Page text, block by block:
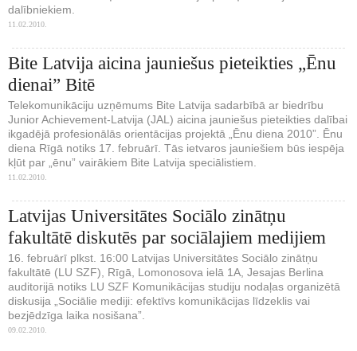
dalībniekiem.
11.02.2010.
Bite Latvija aicina jauniešus pieteikties „Ēnu
dienai” Bitē
Telekomunikāciju uzņēmums Bite Latvija sadarbībā ar biedrību
Junior Achievement-Latvija (JAL) aicina jauniešus pieteikties dalībai
ikgadējā profesionālās orientācijas projektā „Ēnu diena 2010”. Ēnu
diena Rīgā notiks 17. februārī. Tās ietvaros jauniešiem būs iespēja
kļūt par „ēnu” vairākiem Bite Latvija speciālistiem.
11.02.2010.
Latvijas Universitātes Sociālo zinātņu
fakultātē diskutēs par sociālajiem medijiem
16. februārī plkst. 16:00 Latvijas Universitātes Sociālo zinātņu
fakultātē (LU SZF), Rīgā, Lomonosova ielā 1A, Jesajas Berlina
auditorijā notiks LU SZF Komunikācijas studiju nodaļas organizētā
diskusija „Sociālie mediji: efektīvs komunikācijas līdzeklis vai
bezjēdzīga laika nosišana”.
09.02.2010.